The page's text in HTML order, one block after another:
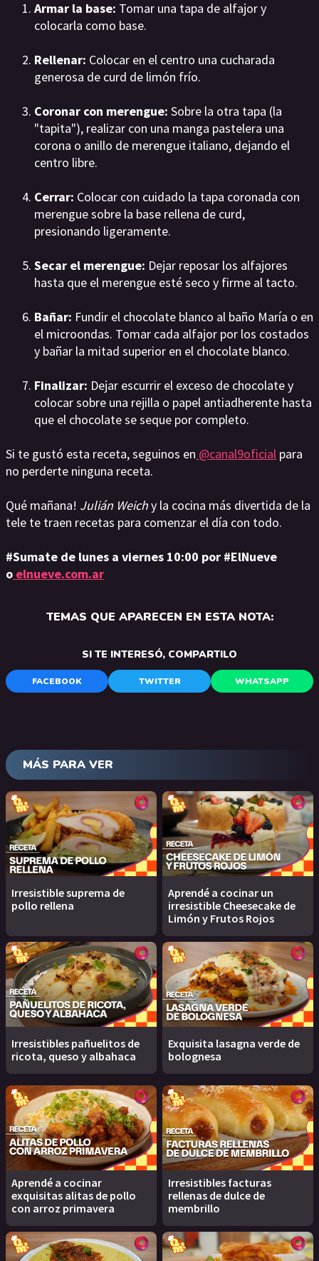
Armar la base: Tomar una tapa de alfajor y
colocarla como base.
Rellenar: Colocar en el centro una cucharada
generosa de curd de limón frío.
Coronar con merengue: Sobre la otra tapa (la
"tapita"), realizar con una manga pastelera una
corona o anillo de merengue italiano, dejando el
centro libre.
Cerrar: Colocar con cuidado la tapa coronada con
merengue sobre la base rellena de curd,
presionando ligeramente.
Secar el merengue: Dejar reposar los alfajores
hasta que el merengue esté seco y firme al tacto.
Bañar: Fundir el chocolate blanco al baño María o en
el microondas. Tomar cada alfajor por los costados
y bañar la mitad superior en el chocolate blanco.
Finalizar: Dejar escurrir el exceso de chocolate y
colocar sobre una rejilla o papel antiadherente hasta
que el chocolate se seque por completo.
Si te gustó esta receta, seguinos en @canal9oficial para
no perderte ninguna receta.
Qué mañana! Julián Weichy la cocina más divertida de la
tele te traen recetas para comenzar el día con todo.
#Sumate de lunes a viernes 10:00 por #ElNueve
o elnueve.com.ar
TEMAS QUE APARECEN EN ESTA NOTA:
SI TE INTERESÓ, COMPARTILO
FACEBOOK TWITTER WHATSAPP
MÁS PARA VER
Irresistible suprema de
pollo rellena
Aprendé a cocinar un
irresistible Cheesecake de
Limón y Frutos Rojos
Irresistibles pañuelitos de
ricota, queso y albahaca
Exquisita lasagna verde de
bolognesa
Aprendé a cocinar
exquisitas alitas de pollo
con arroz primavera
Irresistibles facturas
rellenas de dulce de
membrillo